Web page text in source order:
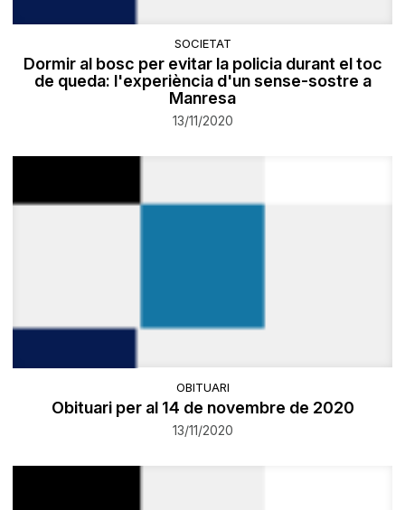
SOCIETAT
Dormir al bosc per evitar la policia durant el toc
de queda: l'experiència d'un sense-sostre a
Manresa
13/11/2020
OBITUARI
Obituari per al 14 de novembre de 2020
13/11/2020